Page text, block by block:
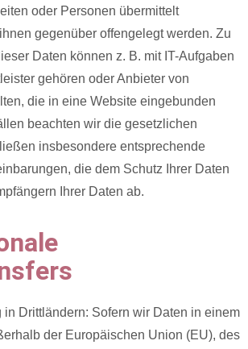
oder Personen übermittelt
gegenüber offengelegt werden. Zu
Daten können z. B. mit IT-Aufgaben
gehören oder Anbieter von
die in eine Website eingebunden
beachten wir die gesetzlichen
insbesondere entsprechende
die dem Schutz Ihrer Daten
Ihrer Daten ab.
in Drittländern: Sofern wir Daten in einem
der Europäischen Union (EU), des